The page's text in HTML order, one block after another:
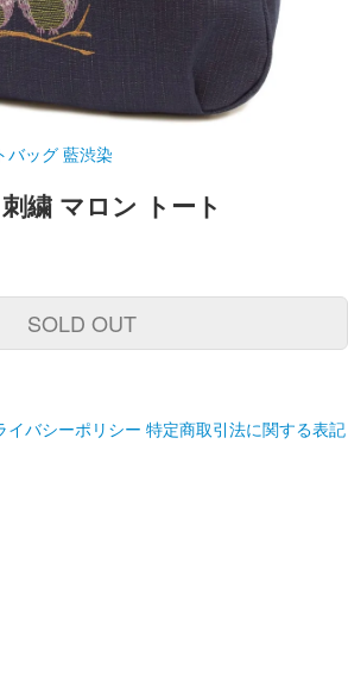
バッグ 藍渋染
繍 マロン トート
SOLD OUT
イバシーポリシー 特定商取引法に関する表記